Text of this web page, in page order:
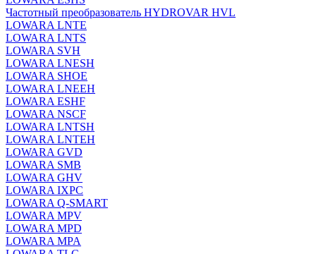
Частотный преобразователь HYDROVAR HVL
LOWARA LNTE
LOWARA LNTS
LOWARA SVH
LOWARA LNESH
LOWARA SHOE
LOWARA LNEEH
LOWARA ESHF
LOWARA NSCF
LOWARA LNTSH
LOWARA LNTEH
LOWARA GVD
LOWARA SMB
LOWARA GHV
LOWARA IXPС
LOWARA Q-SMART
LOWARA MPV
LOWARA MPD
LOWARA MPA